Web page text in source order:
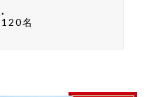
名